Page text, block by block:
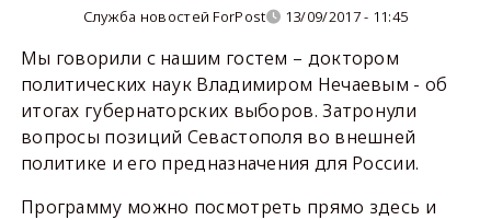
Служба новостей ForPost 13/09/2017 - 11:45
Мы говорили с нашим гостем – доктором
политических наук Владимиром Нечаевым - об
итогах губернаторских выборов. Затронули
вопросы позиций Севастополя во внешней
политике и его предназначения для России.
Программу можно посмотреть прямо здесь и